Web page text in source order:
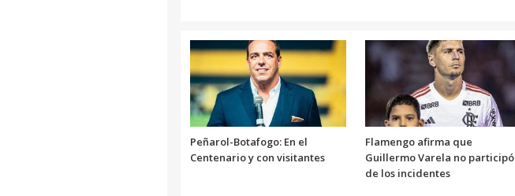
Peñarol-Botafogo: En el
Centenario y con visitantes
Flamengo afirma que
Guillermo Varela no participó
de los incidentes